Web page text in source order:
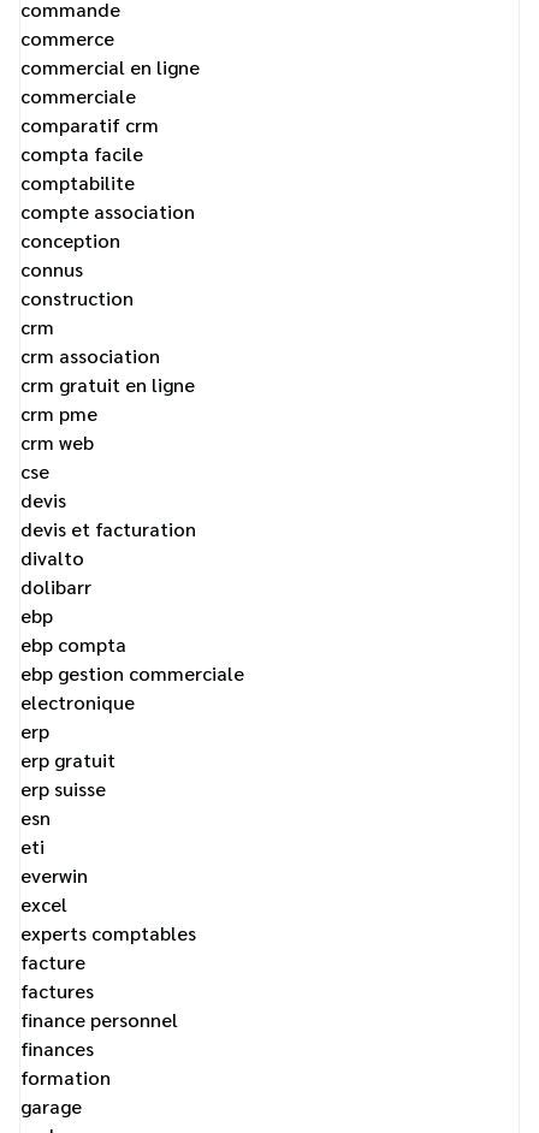
commande
commerce
commercial en ligne
commerciale
comparatif crm
compta facile
comptabilite
compte association
conception
connus
construction
crm
crm association
crm gratuit en ligne
crm pme
crm web
cse
devis
devis et facturation
divalto
dolibarr
ebp
ebp compta
ebp gestion commerciale
electronique
erp
erp gratuit
erp suisse
esn
eti
everwin
excel
experts comptables
facture
factures
finance personnel
finances
formation
garage